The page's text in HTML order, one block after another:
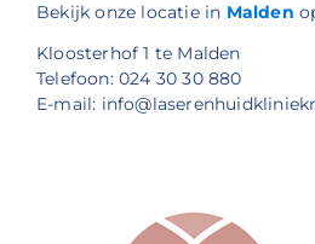
Bekijk onze locatie in Malden
Kloosterhof 1 te Malden
Telefoon: 024 30 30 880
E-mail: